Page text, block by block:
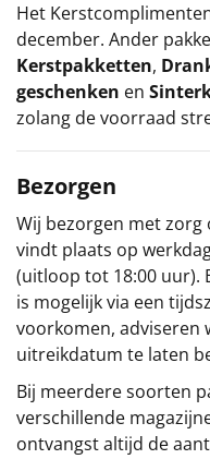
Het
december. Ander
Kerstpakketten,
geschenken en
zolang de voorraad
Bezorgen
Wij bezorgen met zorg
vindt plaats op
(uitloop tot 18:00 uur).
is mogelijk via een
voorkomen, adviseren
uitreikdatum te laten
Bij meerdere soorten
verschillende
ontvangst altijd de